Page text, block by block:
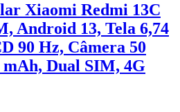
Xiaomi Redmi 13C
Android 13, Tela 6,74
90 Hz, Câmera 50
Dual SIM, 4G